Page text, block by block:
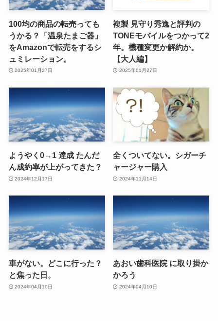
100均の商品の転売っても
うかる？「温泉たまご器」
をAmazonで転売をするシ
ュミレーション。
2025年01月27日
複製 見守り秀逸と評判の
TONEモバイルをつかって2
年。機種変更か解約か。
【大人編】
2025年01月27日
ようやく0→1 達成 たんだ
ん成約率が上がってきた？
2024年12月17日
全くついてない。シガーチ
ャージャー購入
2024年11月14日
車がない。どこに行った？
と焦った日。
2024年04月10日
あおい歯科医院 に取り掛か
かろう
2024年04月10日